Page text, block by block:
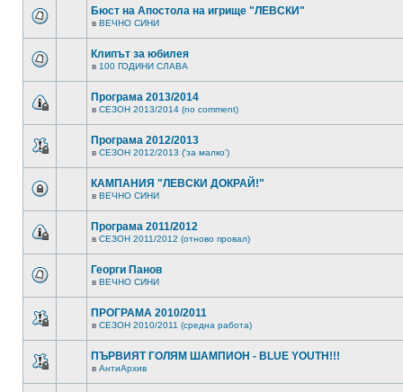
Бюст на Апостола на игрище "ЛЕВСКИ"
в ВЕЧНО СИНИ
Клипът за юбилея
в 100 ГОДИНИ СЛАВА
Програма 2013/2014
в СЕЗОН 2013/2014 (no comment)
Програма 2012/2013
в СЕЗОН 2012/2013 ('за малко')
КАМПАНИЯ "ЛЕВСКИ ДОКРАЙ!"
в ВЕЧНО СИНИ
Програма 2011/2012
в СЕЗОН 2011/2012 (отново провал)
Георги Панов
в ВЕЧНО СИНИ
ПРОГРАМА 2010/2011
в СЕЗОН 2010/2011 (средна работа)
ПЪРВИЯТ ГОЛЯМ ШАМПИОН - BLUE YOUTH!!!
в АнтиАрхив